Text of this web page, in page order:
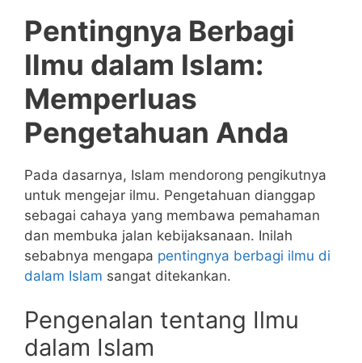
Pentingnya Berbagi
Ilmu dalam Islam:
Memperluas
Pengetahuan Anda
Pada dasarnya, Islam mendorong pengikutnya
untuk mengejar ilmu. Pengetahuan dianggap
sebagai cahaya yang membawa pemahaman
dan membuka jalan kebijaksanaan. Inilah
sebabnya mengapa pentingnya berbagi ilmu di
dalam Islam sangat ditekankan.
Pengenalan tentang Ilmu
dalam Islam